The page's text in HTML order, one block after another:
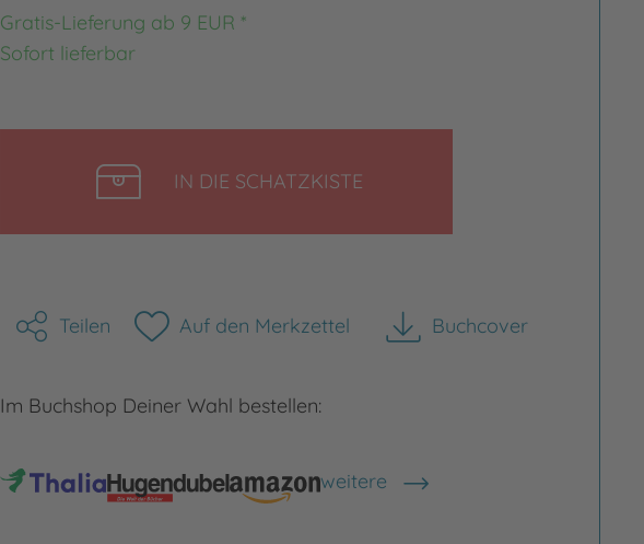
Gratis-Lieferung ab 9 EUR *
Sofort lieferbar
IN DIE SCHATZKISTE
Teilen Auf den Merkzettel Buchcover
herunterladen
Im Buchshop Deiner Wahl bestellen:
weitere
Shops anzeigen